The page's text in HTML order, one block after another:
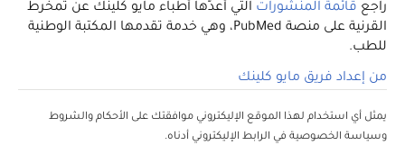
راجع قائمة المنشورات التي أعدّها أطباء مايو كلينك عن تمخرط
القرنية على منصة PubMed، وهي خدمة تقدمها المكتبة الوطنية
للطب.
من إعداد فريق مايو كلينك
يمثل أي استخدام لهذا الموقع الإليكتروني موافقتك على الأحكام والشروط
وسياسة الخصوصية في الرابط الإليكتروني أدناه.